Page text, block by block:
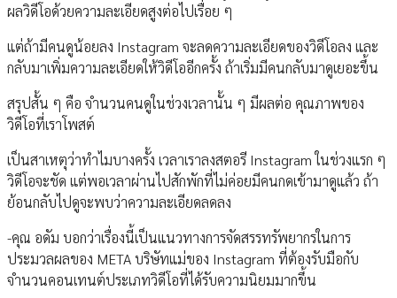
ผลวิดีโอด้วยความละเอียดสูงต่อไปเรื่อย ๆ
แต่ถ้ามีคนดูน้อยลง Instagram จะลดความละเอียดของวิดีโอลง และ
กลับมาเพิ่มความละเอียดให้วิดีโออีกครั้ง ถ้าเริ่มมีคนกลับมาดูเยอะขึ้น
สรุปสั้น ๆ คือ จำนวนคนดูในช่วงเวลานั้น ๆ มีผลต่อ คุณภาพของ
วิดีโอที่เราโพสต์
เป็นสาเหตุว่าทำไมบางครั้ง เวลาเราลงสตอรี Instagram ในช่วงแรก ๆ
วิดีโอจะชัด แต่พอเวลาผ่านไปสักพักที่ไม่ค่อยมีคนกดเข้ามาดูแล้ว ถ้า
ย้อนกลับไปดูจะพบว่าความละเอียดลดลง
-คุณ อดัม บอกว่าเรื่องนี้เป็นแนวทางการจัดสรรทรัพยากรในการ
ประมวลผลของ META บริษัทแม่ของ Instagram ที่ต้องรับมือกับ
จำนวนคอนเทนต์ประเภทวิดีโอที่ได้รับความนิยมมากขึ้น